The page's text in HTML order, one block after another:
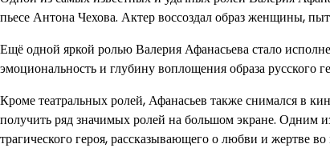
пьесе Антона Чехова. Актер воссоздал образ женщины,
Ещё одной яркой ролью Валерия Афанасьева стало
эмоциональность и глубину воплощения образа русского
Кроме театральных ролей, Афанасьев также снимался в
получить ряд значимых ролей на большом экране. Одним
трагического героя, рассказывающего о любви и жертве